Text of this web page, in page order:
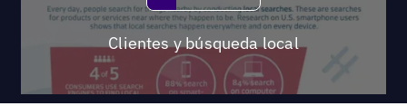
Clientes y búsqueda local